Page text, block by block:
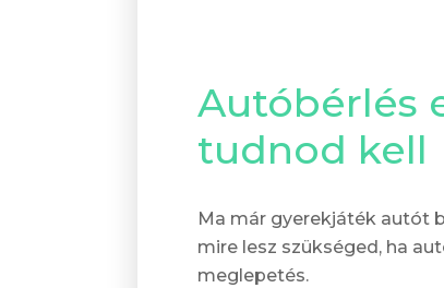
Autóbérlés
tudnod kell
Ma már gyerekjáték autót
mire lesz szükséged, ha
meglepetés.